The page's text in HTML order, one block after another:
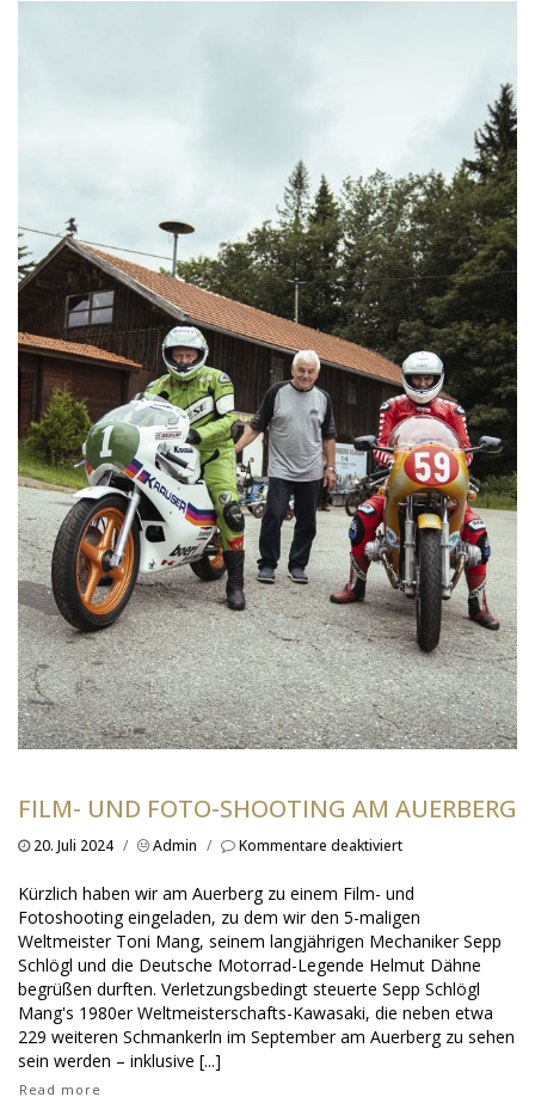
FILM- UND FOTO-SHOOTING AM AUERBERG
20. Juli 2024 / Admin / Kommentare deaktiviertfür
und
Foto-
Shooting
am
Auerberg
Kürzlich haben wir am Auerberg zu einem Film- und
Fotoshooting eingeladen, zu dem wir den 5-maligen
Weltmeister Toni Mang, seinem langjährigen Mechaniker Sepp
Schlögl und die Deutsche Motorrad-Legende Helmut Dähne
begrüßen durften. Verletzungsbedingt steuerte Sepp Schlögl
Mang's 1980er Weltmeisterschafts-Kawasaki, die neben etwa
229 weiteren Schmankerln im September am Auerberg zu sehen
sein werden – inklusive [...]
Read more